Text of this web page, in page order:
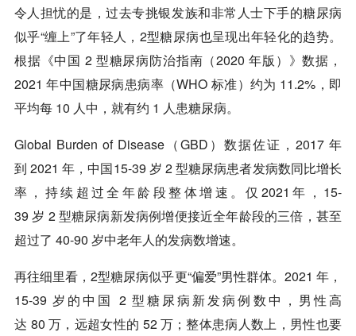
令人担忧的是，过去专挑银发族和非常人士下手的糖尿病
似乎“缠上”了年轻人，2型糖尿病也呈现出年轻化的趋势。
根据《中国 2 型糖尿病防治指南（2020 年版）》数据，
2021 年中国糖尿病患病率（WHO 标准）约为 11.2%，即
平均每 10 人中，就有约 1 人患糖尿病。
Global Burden of Disease（GBD）数据佐证，2017 年
到 2021 年，中国15-39 岁 2 型糖尿病患者发病数同比增长
率，持续超过全年龄段整体增速。仅2021年，15-
39 岁 2 型糖尿病新发病例增便接近全年龄段的三倍，甚至
超过了 40-90 岁中老年人的发病数增速。
再往细里看，2型糖尿病似乎更“偏爱”男性群体。2021 年，
15-39 岁的中国 2 型糖尿病新发病例数中，男性高
达 80 万，远超女性的 52 万；整体患病人数上，男性也要